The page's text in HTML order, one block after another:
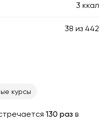
3 ккал
38 из 442
курсы
130 раз в